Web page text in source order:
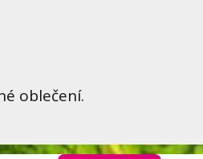
oblečení.